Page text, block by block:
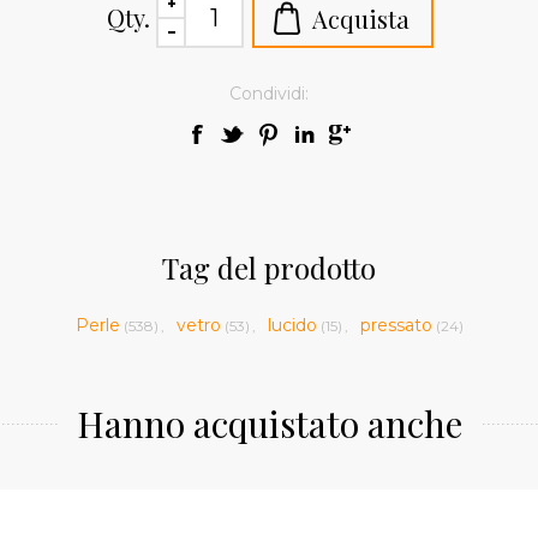
Qty.
Condividi:
Tag del prodotto
Perle (538) , vetro (53) , lucido (15) , pressato (24)
Hanno acquistato anche